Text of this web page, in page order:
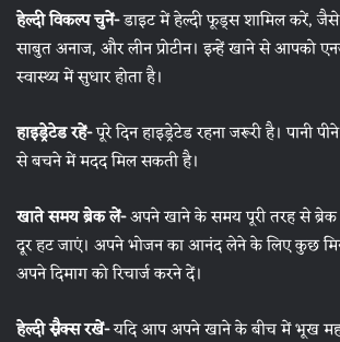
हेल्दी विकल्प चुनें-डाइट में हेल्दी फूड्स शामिल करें,
साबुत अनाज, और लीन प्रोटीन। इन्हें खाने से आपको
स्वास्थ्य में सुधार होता है।
हाइड्रेटेड रहें-पूरे दिन हाइड्रेटेड रहना जरूरी है। पानी
से बचने में मदद मिल सकती है।
खाते समय ब्रेक लें-अपने खाने के समय पूरी तरह से
दूर हट जाएं। अपने भोजन का आनंद लेने के लिए कुछ
अपने दिमाग को रिचार्ज करने दें।
हेल्दी स्नैक्स रखें-यदि आप अपने खाने के बीच में भूख